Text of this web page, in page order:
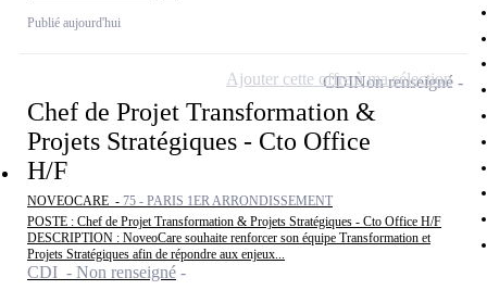
Publié aujourd'hui
Chef de Projet Transformation &
Projets Stratégiques - Cto Office
H/F
NOVEOCARE - 75 - PARIS 1ER ARRONDISSEMENT
POSTE : Chef de Projet Transformation & Projets Stratégiques - Cto Office H/F
DESCRIPTION : NoveoCare souhaite renforcer son équipe Transformation et
Projets Stratégiques afin de répondre aux enjeux...
CDI - Non renseigné
CDINon renseigné
Ajouter cette offre à ma sélection